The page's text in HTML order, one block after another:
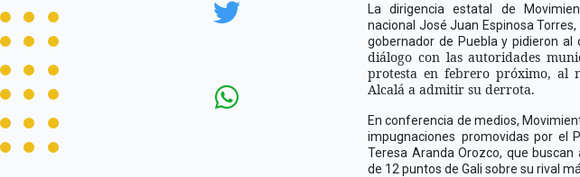
La dirigencia estatal de
nacional José Juan Espinosa Torres,
gobernador de Puebla y pidieron al
diálogo con las autoridades
protesta en febrero próximo, al
Alcalá a admitir su derrota.
En conferencia de medios,
impugnaciones promovidas por el
Teresa Aranda Orozco, que
de 12 puntos de Gali sobre su rival